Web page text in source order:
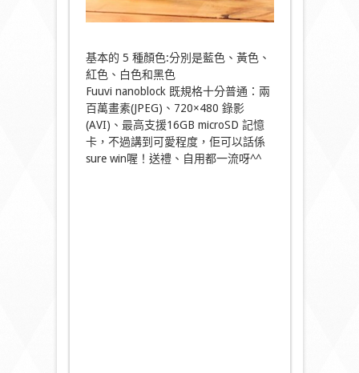
基本的 5 種顏色:分別是藍色、黃色、
紅色、白色和黑色
Fuuvi nanoblock 既規格十分普通：兩
百萬畫素(JPEG)、720×480 錄影
(AVI)、最高支援16GB microSD 記憶
卡，不過講到可愛程度，佢可以話係
sure win喔！送禮、自用都一流呀^^